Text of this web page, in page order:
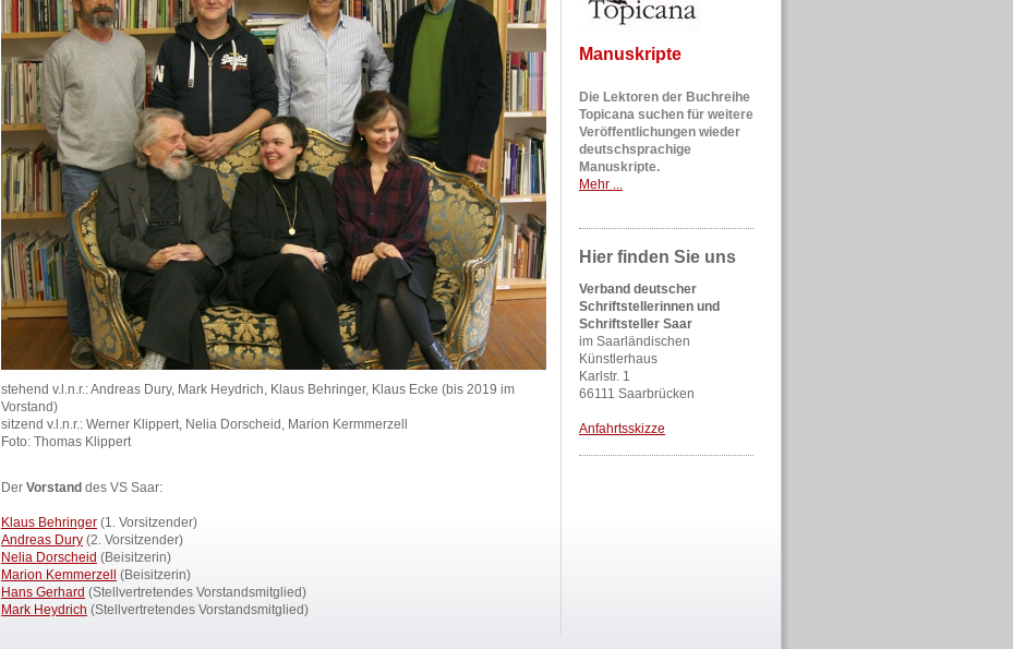
stehend v.l.n.r.: Andreas Dury, Mark Heydrich, Klaus Behringer, Klaus Ecke (bis 2019 im
Vorstand)
sitzend v.l.n.r.: Werner Klippert, Nelia Dorscheid, Marion Kermmerzell
Foto: Thomas Klippert
Der Vorstand des VS Saar:
Klaus Behringer (1. Vorsitzender)
Andreas Dury (2. Vorsitzender)
Nelia Dorscheid (Beisitzerin)
Marion Kemmerzell
(Beisitzerin)
Hans Gerhard (Stellvertretendes Vorstandsmitglied)
Mark Heydrich (Stellvertretendes Vorstandsmitglied)
Manuskripte
Die Lektoren der Buchreihe
Topicana suchen für weitere
Veröffentlichungen wieder
deutschsprachige
Manuskripte.
Mehr ...
Hier finden Sie uns
Verband deutscher
Schriftstellerinnen und
Schriftsteller Saar
im Saarländischen
Künstlerhaus
Karlstr. 1
66111 Saarbrücken
Anfahrtsskizze